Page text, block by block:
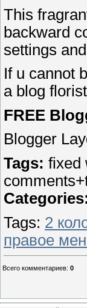
This
backward
settings
If u cannot
a blog
FREE
Blogger
Tags: fixed
Tags: 2
правое
Всего комментариев: 0